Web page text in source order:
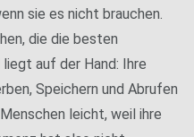
sie es nicht brauchen.
die die besten
liegt auf der Hand: Ihre
Speichern und Abrufen
leicht, weil ihre